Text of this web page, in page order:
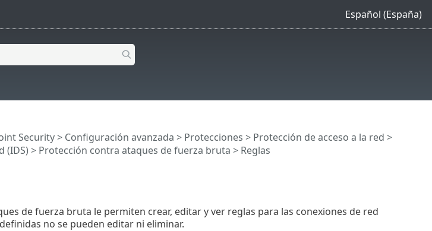
Español (España)
Security> Configuración avanzada > Protecciones > Protección de acceso a la red >
(IDS) > Protección contra ataques de fuerza bruta > Reglas
de fuerza bruta le permiten crear, editar y ver reglas para las conexiones de red
no se pueden editar ni eliminar.